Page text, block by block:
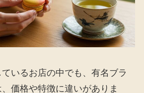
いるお店の中でも、有名ブラ
価格や特徴に違いがありま